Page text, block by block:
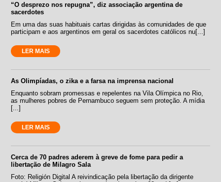
“O desprezo nos repugna”, diz associação argentina de
sacerdotes
Em uma das suas habituais cartas dirigidas às comunidades de que
participam e aos argentinos em geral os sacerdotes católicos nu[...]
LER MAIS
As Olimpíadas, o zika e a farsa na imprensa nacional
Enquanto sobram promessas e repelentes na Vila Olímpica no Rio,
as mulheres pobres de Pernambuco seguem sem proteção. A mídia
[...]
LER MAIS
Cerca de 70 padres aderem à greve de fome para pedir a
libertação de Milagro Sala
Foto: Religión Digital A reivindicação pela libertação da dirigente